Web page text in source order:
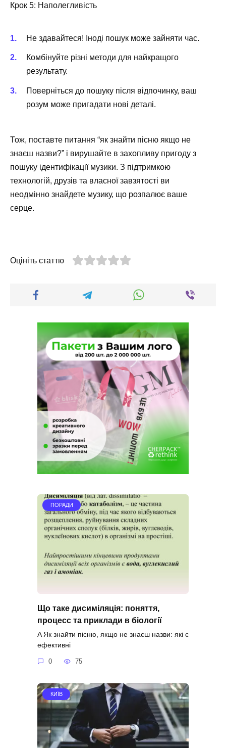
Крок 5: Наполегливість
Не здавайтеся! Іноді пошук може зайняти час.
Комбінуйте різні методи для найкращого
результату.
Поверніться до пошуку після відпочинку, ваш
розум може пригадати нові деталі.
Тож, поставте питання “як знайти пісню якщо не
знаєш назви?” і вирушайте в захопливу пригоду з
пошуку ідентифікації музики. З підтримкою
технологій, друзів та власної завзятості ви
неодмінно знайдете музику, що розпалює ваше
серце.
Оцініть статтю
ПОРАДИ
Що таке дисиміляція: поняття,
процесс та приклади в біології
A Як знайти пісню, якщо не знаєш назви: які є
ефективні
0 75
КИЇВ